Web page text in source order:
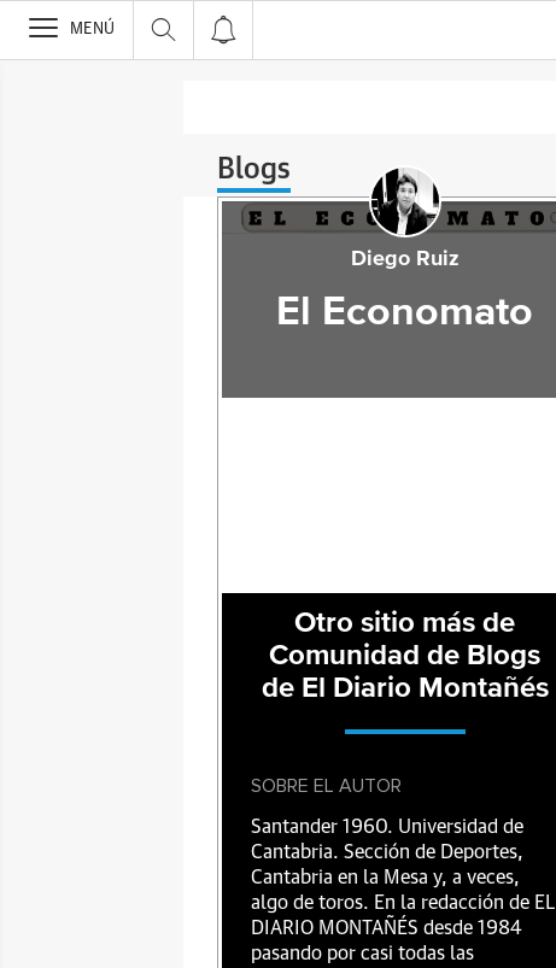
>
MENÚ
Blogs
Diego Ruiz
El Economato
Otro sitio más de
Comunidad de Blogs
de El Diario Montañés
SOBRE EL AUTOR
Santander 1960. Universidad de
Cantabria. Sección de Deportes,
Cantabria en la Mesa y, a veces,
algo de toros. En la redacción de EL
DIARIO MONTAÑÉS desde 1984
pasando por casi todas las